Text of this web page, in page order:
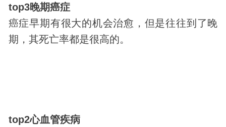
top3晚期癌症
癌症早期有很大的机会治愈，但是往往到了晚
期，其死亡率都是很高的。
top2心血管疾病